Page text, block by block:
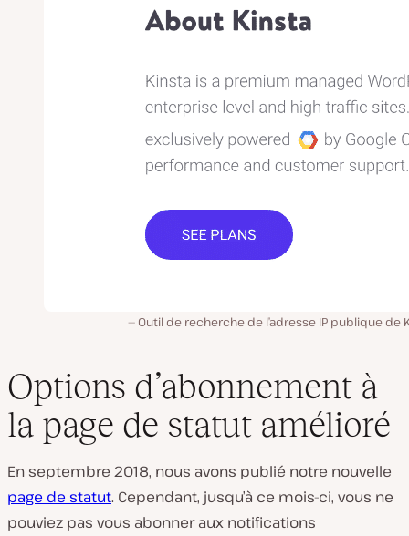
Outil de recherche de l’adresse IP publique de
Options d’abonnement à
la page de statut amélioré
En septembre 2018, nous avons publié notre nouvelle
page de statut. Cependant, jusqu’à ce mois-ci, vous ne
pouviez pas vous abonner aux notifications